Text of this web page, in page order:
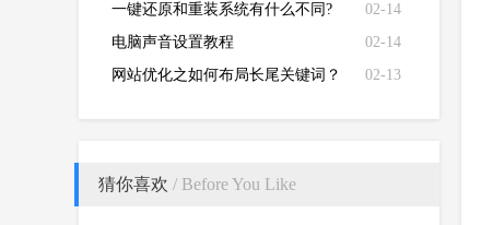
02-14
一键还原和重装系统有什么不同?
02-14
电脑声音设置教程
02-13
网站优化之如何布局长尾关键词？
猜你喜欢 / Before You Like